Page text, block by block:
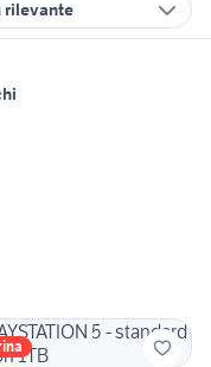
rilevante